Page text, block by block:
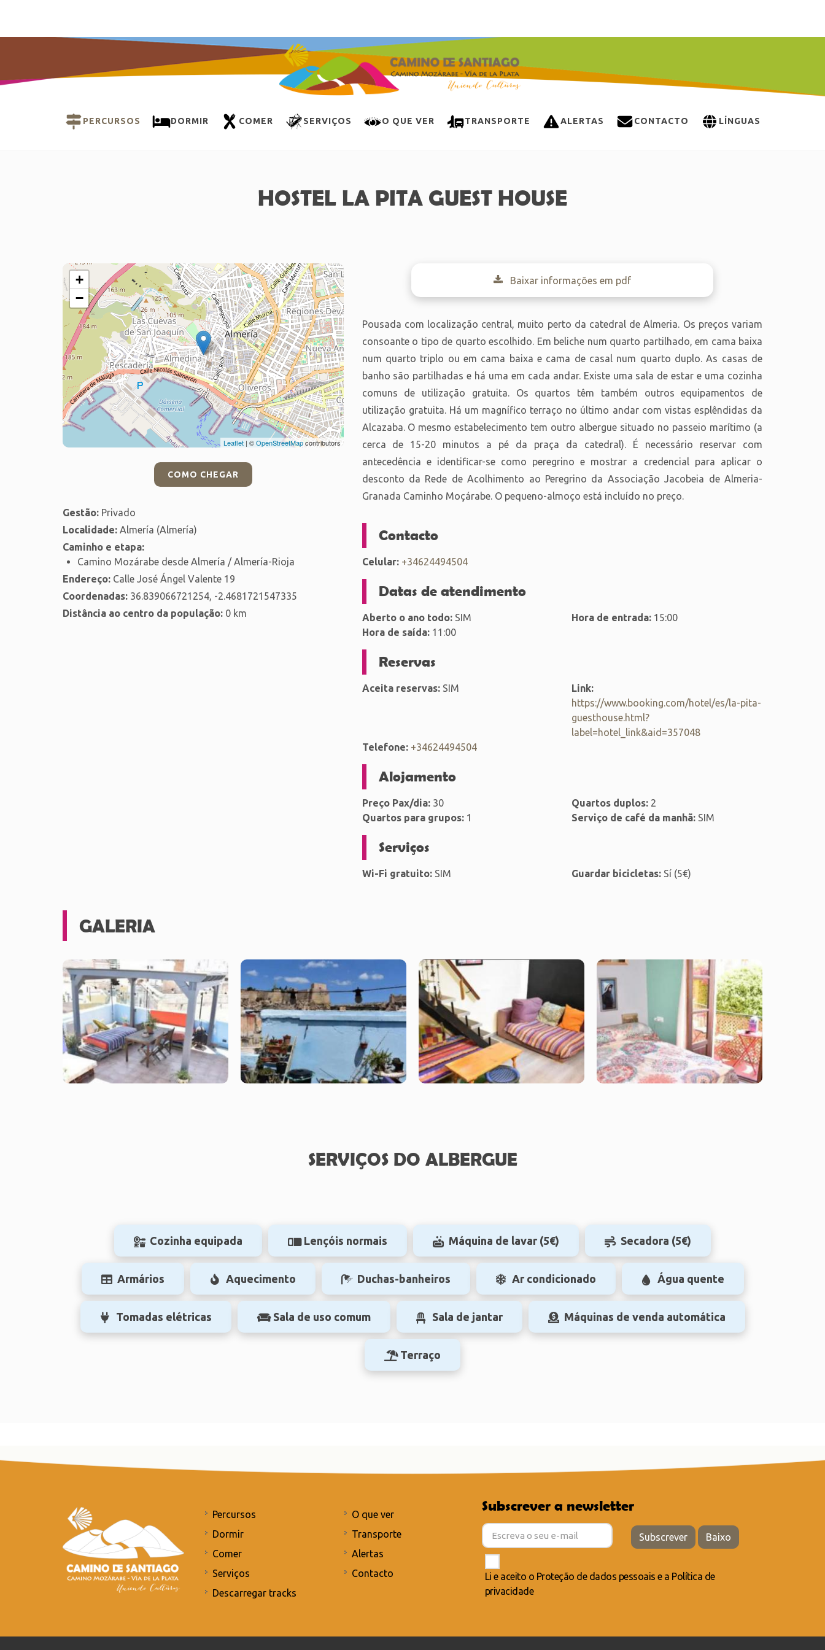
PERCURSOS DORMIR COMER SERVIÇOS O QUE VER TRANSPORTE ALERTAS CONTACTO LÍNGUAS
HOSTEL LA PITA GUEST HOUSE
+
−
Leaflet| ©OpenStreetMapcontributors
COMO CHEGAR
Gestão: Privado
Localidade: Almería (Almería)
Caminho e etapa:
Camino Mozárabe desde Almería / Almería-Rioja
Endereço: Calle José Ángel Valente 19
Coordenadas: 36.839066721254, -2.4681721547335
Distância ao centro da população: 0 km
Baixar informações em pdf
Pousada com localização central, muito perto da catedral de Almeria. Os preços variam
consoante o tipo de quarto escolhido. Em beliche num quarto partilhado, em cama baixa
num quarto triplo ou em cama baixa e cama de casal num quarto duplo. As casas de
banho são partilhadas e há uma em cada andar. Existe uma sala de estar e uma cozinha
comuns de utilização gratuita. Os quartos têm também outros equipamentos de
utilização gratuita. Há um magnífico terraço no último andar com vistas esplêndidas da
Alcazaba. O mesmo estabelecimento tem outro albergue situado no passeio marítimo (a
cerca de 15-20 minutos a pé da praça da catedral). É necessário reservar com
antecedência e identificar-se como peregrino e mostrar a credencial para aplicar o
desconto da Rede de Acolhimento ao Peregrino da Associação Jacobeia de Almeria-
Granada Caminho Moçárabe. O pequeno-almoço está incluído no preço.
Contacto
Celular: +34624494504
Datas de atendimento
Aberto o ano todo:SIM Hora de entrada:15:00
Hora de saída:11:00
Reservas
Aceita reservas:SIM
Link:
https://www.booking.com/hotel/es/la-pita-
guesthouse.html?
label=hotel_link&aid=357048
Telefone: +34624494504
Alojamento
Preço Pax/dia:30 Quartos duplos:2
Quartos para grupos:1 Serviço de café da manhã:SIM
Serviços
Wi-Fi gratuito:SIM Guardar bicicletas:Sí (5€)
GALERIA
SERVIÇOS DO ALBERGUE
Cozinha equipada Lençóis normais Máquina de lavar (5€) Secadora (5€)
Armários Aquecimento Duchas-banheiros Ar condicionado Água quente
Tomadas elétricas Sala de uso comum Sala de jantar Máquinas de venda automática
Terraço
Percursos
Dormir
Comer
Serviços
Descarregar tracks
O que ver
Transporte
Alertas
Contacto
Subscrever a newsletter
Subscrever Baixo
Li e aceito o Proteção de dados pessoais e a Política de
privacidade